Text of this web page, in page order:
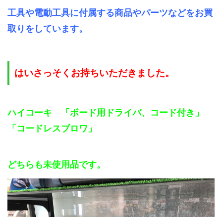
工具や電動工具に付属する商品やパーツなどをお買
取りをしています。
はいさっそくお持ちいただきました。
ハイコーキ 「ボード用ドライバ、コード付き」
「コードレスブロワ」
どちらも未使用品です。